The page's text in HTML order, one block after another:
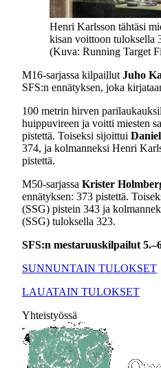
Henri Karlsson tähtäsi
kisan voittoon tuloksella
(Kuva: Running Target
M16-sarjassa kilpaillut Juho
SFS:n ennätyksen, joka
100 metrin hirven
huippuvireen ja voitti miesten
pistettä. Toiseksi sijoittui
374, ja kolmanneksi Henri
pistettä.
M50-sarjassa Krister
ennätyksen: 373 pistettä.
(SSG) pistein 343 ja
(SSG) tuloksella 323.
SFS:n mestaruuskilpailut
SUNNUNTAIN TULOKSET
LAUATAIN TULOKSET
Yhteistyössä